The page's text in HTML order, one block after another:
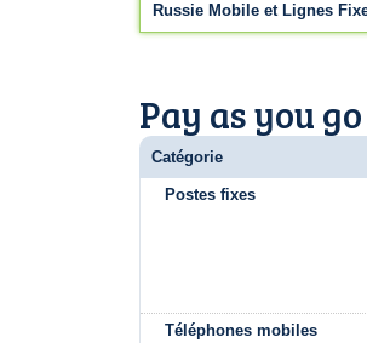
Russie Mobile et Lignes
Pay as you
Catégorie
Postes fixes
Téléphones mobiles